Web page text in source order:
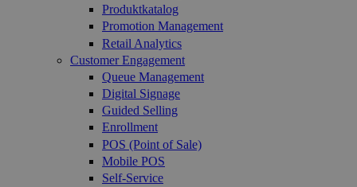
Produktkatalog
Promotion Management
Retail Analytics
Customer Engagement
Queue Management
Digital Signage
Guided Selling
Enrollment
POS (Point of Sale)
Mobile POS
Self-Service